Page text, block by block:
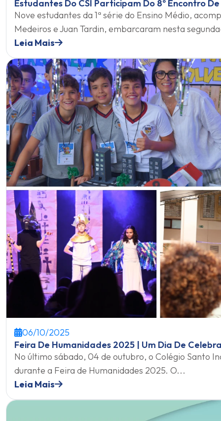
Estudantes Do CSI Participam Do 8º Encontro
Nove estudantes da 1ª série do Ensino Médio,
Medeiros e Juan Tardin, embarcaram nesta
Leia Mais
06/10/2025
Feira De Humanidades 2025 | Um Dia De
No último sábado, 04 de outubro, o Colégio Santo
durante a Feira de Humanidades 2025. O...
Leia Mais